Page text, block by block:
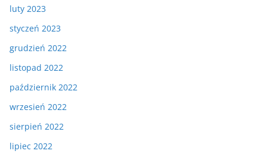
luty 2023
styczeń 2023
grudzień 2022
listopad 2022
październik 2022
wrzesień 2022
sierpień 2022
lipiec 2022